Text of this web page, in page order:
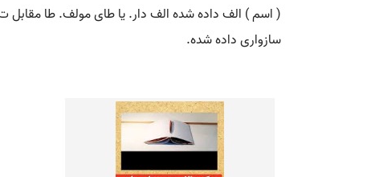
( اسم ) الف داده شده الف دار. یا طای مولف. طا
سازواری داده شده.